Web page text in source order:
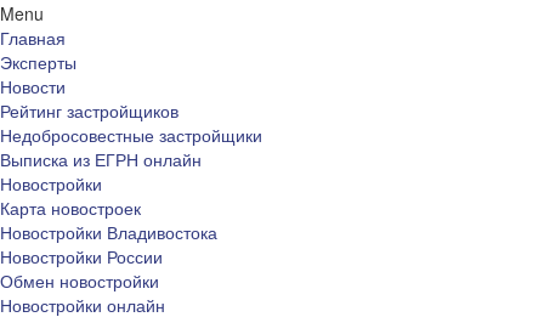
Menu
Главная
Эксперты
Новости
Рейтинг застройщиков
Недобросовестные застройщики
Выписка из ЕГРН онлайн
Новостройки
Карта новостроек
Новостройки Владивостока
Новостройки России
Обмен новостройки
Новостройки онлайн